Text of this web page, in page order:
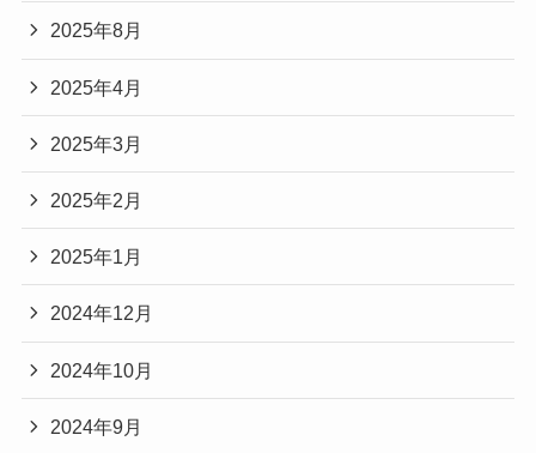
2025年8月
2025年4月
2025年3月
2025年2月
2025年1月
2024年12月
2024年10月
2024年9月